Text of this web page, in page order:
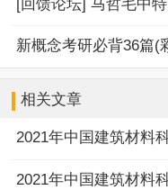
[回馈论坛] 马哲毛中
新概念考研必背36篇(
相关文章